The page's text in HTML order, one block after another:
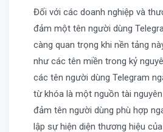
Đối với các doanh nghiệp và
đảm một tên người dùng
càng quan trọng khi nền tảng
như các tên miền trong kỷ
các tên người dùng Telegram
từ khóa là một nguồn tài
đảm tên người dùng phù hợp
lập sự hiện diện thương hiệu